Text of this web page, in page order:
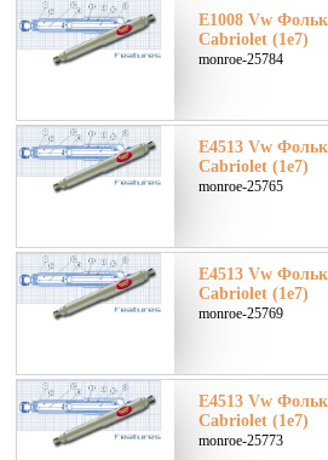
E1008 Vw
Cabriolet (1e7)
monroe-25784
E4513 Vw
Cabriolet (1e7)
monroe-25765
E4513 Vw
Cabriolet (1e7)
monroe-25769
E4513 Vw
Cabriolet (1e7)
monroe-25773